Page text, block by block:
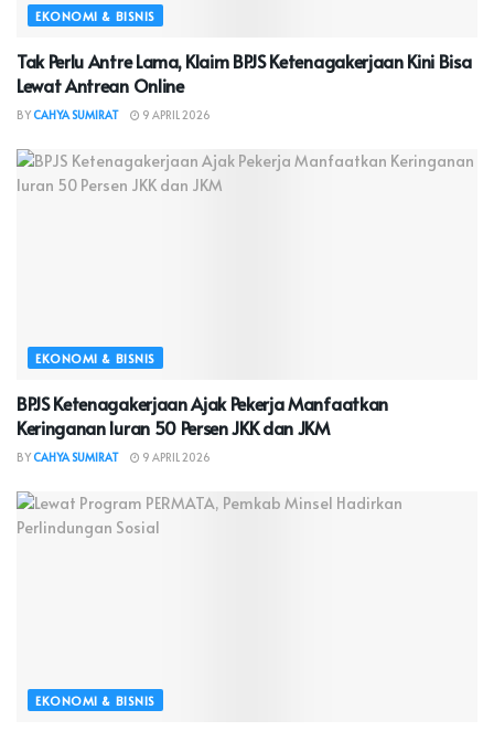
EKONOMI & BISNIS
Tak Perlu Antre Lama, Klaim BPJS Ketenagakerjaan Kini Bisa
Lewat Antrean Online
BYCAHYA SUMIRAT 9 APRIL 2026
EKONOMI & BISNIS
BPJS Ketenagakerjaan Ajak Pekerja Manfaatkan
Keringanan Iuran 50 Persen JKK dan JKM
BYCAHYA SUMIRAT 9 APRIL 2026
EKONOMI & BISNIS